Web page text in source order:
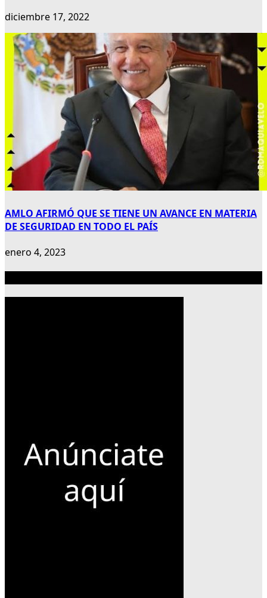
diciembre 17, 2022
AMLO AFIRMÓ QUE SE TIENE UN AVANCE EN MATERIA
DE SEGURIDAD EN TODO EL PAÍS
enero 4, 2023